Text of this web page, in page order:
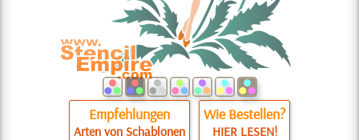
Empfehlungen
Arten von Schablonen
Wie Bestellen?
HIER LESEN!